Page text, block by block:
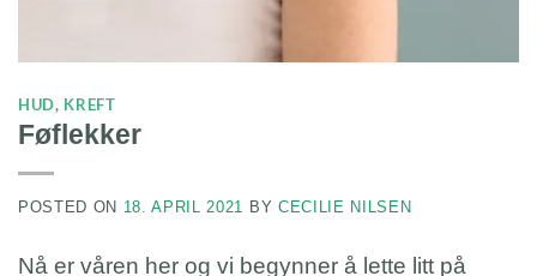
HUD, KREFT
Føflekker
POSTED ON 18. APRIL 2021 BY CECILIE NILSEN
Nå er våren her og vi begynner å lette litt på